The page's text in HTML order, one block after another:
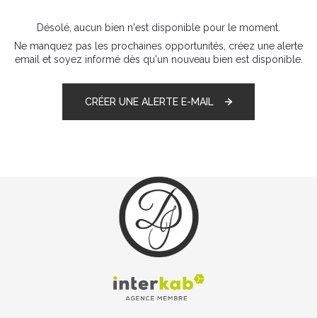
Désolé, aucun bien n'est disponible pour le moment.
Ne manquez pas les prochaines opportunités, créez une alerte
email et soyez informé dès qu'un nouveau bien est disponible.
CRÉER UNE ALERTE E-MAIL